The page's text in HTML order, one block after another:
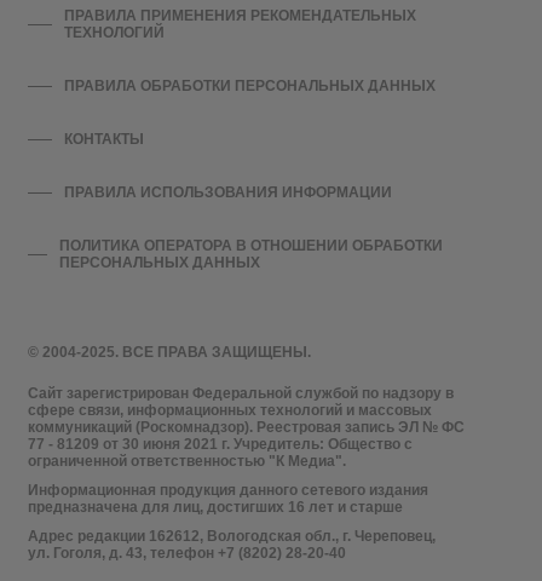
© 2004-2025. ВСЕ ПРАВА ЗАЩИЩЕНЫ.
Сайт зарегистрирован Федеральной службой по надзору в
сфере связи, информационных технологий и массовых
коммуникаций (Роскомнадзор). Реестровая запись ЭЛ № ФС
77 - 81209 от 30 июня 2021 г. Учредитель: Общество с
ограниченной ответственностью "К Медиа".
Информационная продукция данного сетевого издания
предназначена для лиц, достигших 16 лет и старше
Адрес редакции 162612, Вологодская обл., г. Череповец,
ул. Гоголя, д. 43, телефон +7 (8202) 28-20-40
ПРАВИЛА ПРИМЕНЕНИЯ РЕКОМЕНДАТЕЛЬНЫХ
ТЕХНОЛОГИЙ
ПРАВИЛА ОБРАБОТКИ ПЕРСОНАЛЬНЫХ ДАННЫХ
КОНТАКТЫ
ПРАВИЛА ИСПОЛЬЗОВАНИЯ ИНФОРМАЦИИ
ПОЛИТИКА ОПЕРАТОРА В ОТНОШЕНИИ ОБРАБОТКИ
ПЕРСОНАЛЬНЫХ ДАННЫХ